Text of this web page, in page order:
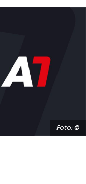
Foto: ©